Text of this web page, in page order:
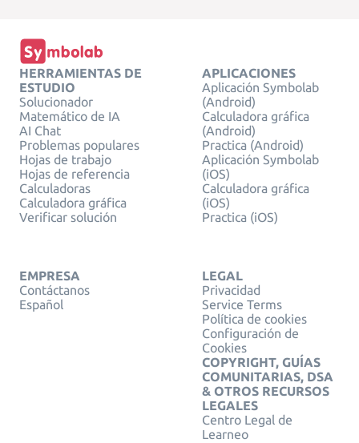
HERRAMIENTAS DE
ESTUDIO
Solucionador
Matemático de IA
AI Chat
Problemas populares
Hojas de trabajo
Hojas de referencia
Calculadoras
Calculadora gráfica
Verificar solución
APLICACIONES
Aplicación Symbolab
(Android)
Calculadora gráfica
(Android)
Practica (Android)
Aplicación Symbolab
(iOS)
Calculadora gráfica
(iOS)
Practica (iOS)
EMPRESA
Contáctanos
Español
LEGAL
Privacidad
Service Terms
Política de cookies
Configuración de
Cookies
COPYRIGHT, GUÍAS
COMUNITARIAS, DSA
& OTROS RECURSOS
LEGALES
Centro Legal de
Learneo